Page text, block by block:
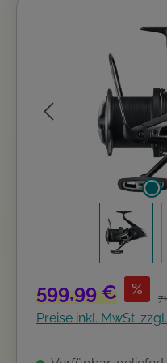
Bildergalerie
Verkaufspreis:
599,99 € %
Preise inkl. MwSt.